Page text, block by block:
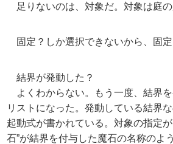
足りないのは、対象だ。対象は庭の
固定？しか選択できないから、固定
結界が発動した？
よくわからない。もう一度、結界
リストになった。発動している結界
起動式が書かれている。対象の指定
石”が結界を付与した魔石の名称のよ